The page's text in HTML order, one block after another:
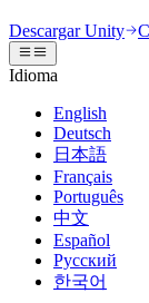
Motor de Unity
Crea juegos 2D y
Colaboración
Colabora e itera
Descargar Unity
Planes y precios
Implementar
Multiplataforma
Colaboración 3D
Construye y revisa
Capacitación
Capacitación en
Experiencias del
Crea experiencias
Industrias
Fabricación
Documentación
Herramientas para
Versiones de
Hoja de ruta
Revisar
Glosario
Discusiones
Eventos
Eventos globales y
Historias de la
Hecho con Unity
Presentando a los
Unity Learn
Domina las
Capacitación
Mejora tu equipo
¿No tienes
Primeros pasos
Pon en marcha tu
Rutas esenciales de
Obtener ayuda
Ayudándote a
Planes de éxito
Alcanza tus metas
PREGUNTAS
Respuestas a
Contáctanos
Conéctate con
Descargar Unity
Idioma
English
Deutsch
日本語
Français
Português
中文
Español
Русский
한국어